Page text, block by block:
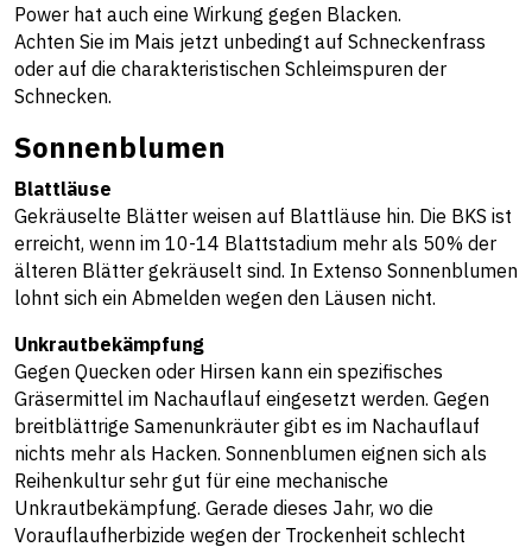
Power hat auch eine Wirkung gegen Blacken.
Achten Sie im Mais jetzt unbedingt auf Schneckenfrass
oder auf die charakteristischen Schleimspuren der
Schnecken.
Sonnenblumen
Blattläuse
Gekräuselte Blätter weisen auf Blattläuse hin. Die BKS ist
erreicht, wenn im 10-14 Blattstadium mehr als 50% der
älteren Blätter gekräuselt sind. In Extenso Sonnenblumen
lohnt sich ein Abmelden wegen den Läusen nicht.
Unkrautbekämpfung
Gegen Quecken oder Hirsen kann ein spezifisches
Gräsermittel im Nachauflauf eingesetzt werden. Gegen
breitblättrige Samenunkräuter gibt es im Nachauflauf
nichts mehr als Hacken. Sonnenblumen eignen sich als
Reihenkultur sehr gut für eine mechanische
Unkrautbekämpfung. Gerade dieses Jahr, wo die
Vorauflaufherbizide wegen der Trockenheit schlecht